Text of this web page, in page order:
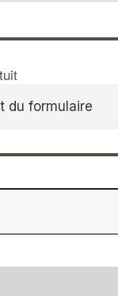
du formulaire